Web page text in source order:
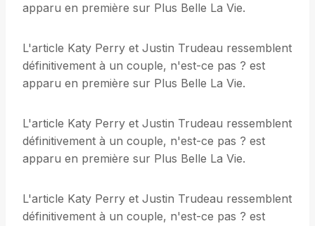
apparu en première sur Plus Belle La Vie.
L'article Katy Perry et Justin Trudeau ressemblent
définitivement à un couple, n'est-ce pas ? est
apparu en première sur Plus Belle La Vie.
L'article Katy Perry et Justin Trudeau ressemblent
définitivement à un couple, n'est-ce pas ? est
apparu en première sur Plus Belle La Vie.
L'article Katy Perry et Justin Trudeau ressemblent
définitivement à un couple, n'est-ce pas ? est